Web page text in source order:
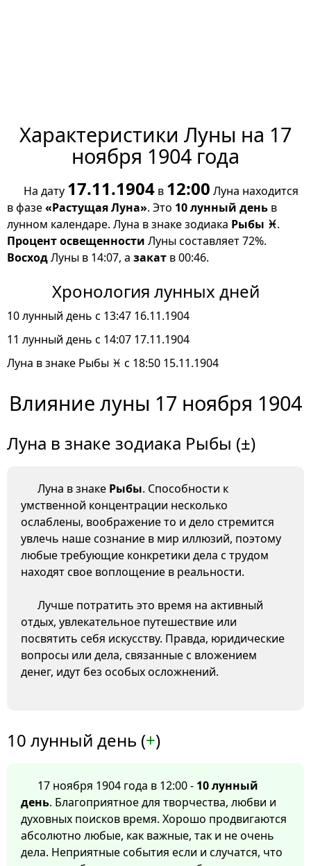
Характеристики Луны на 17
ноября 1904 года
На дату 17.11.1904 в 12:00 Луна находится
в фазе«Растущая Луна». Это 10 лунный день в
лунном календаре. Луна в знаке зодиака Рыбы ♓.
Процент освещенности Луны составляет 72%.
ВосходЛуны в 14:07, а закат в 00:46.
Хронология лунных дней
10 лунный день с 13:47 16.11.1904
11 лунный день с 14:07 17.11.1904
Луна в знаке Рыбы ♓ с 18:50 15.11.1904
Влияние луны 17 ноября 1904
Луна в знаке зодиака Рыбы (±)
Луна в знаке Рыбы. Способности к
умственной концентрации несколько
ослаблены, воображение то и дело стремится
увлечь наше сознание в мир иллюзий, поэтому
любые требующие конкретики дела с трудом
находят свое воплощение в реальности.
Лучше потратить это время на активный
отдых, увлекательное путешествие или
посвятить себя искусству. Правда, юридические
вопросы или дела, связанные с вложением
денег, идут без особых осложнений.
10 лунный день (+)
17 ноября 1904 года в 12:00 - 10 лунный
день. Благоприятное для творчества, любви и
духовных поисков время. Хорошо продвигаются
абсолютно любые, как важные, так и не очень
дела. Неприятные события если и случатся, что